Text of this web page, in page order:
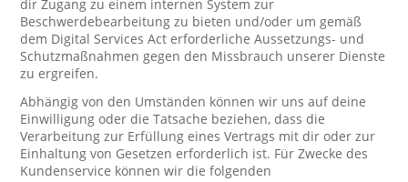
dir Zugang zu einem internen System zur
Beschwerdebearbeitung zu bieten und/oder um gemäß
dem Digital Services Act erforderliche Aussetzungs- und
Schutzmaßnahmen gegen den Missbrauch unserer Dienste
zu ergreifen.
Abhängig von den Umständen können wir uns auf deine
Einwilligung oder die Tatsache beziehen, dass die
Verarbeitung zur Erfüllung eines Vertrags mit dir oder zur
Einhaltung von Gesetzen erforderlich ist. Für Zwecke des
Kundenservice können wir die folgenden